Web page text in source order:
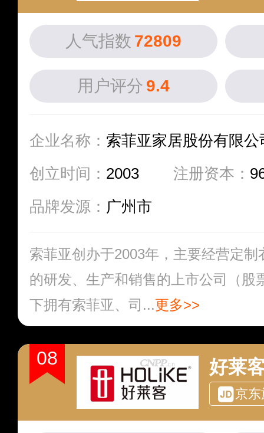
人气指数 72809
用户评分 9.4
企业名称： 索菲亚家居股份有限公
创立时间： 2003 注册资本：
品牌发源： 广州市
索菲亚创办于2003年，主要经营定
的研发、生产和销售的上市公司（股
下拥有索菲亚、司...更多>>
08 好莱
京